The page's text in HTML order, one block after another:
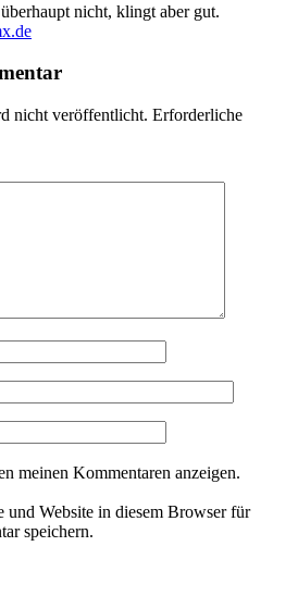
nicht, klingt aber gut.
nicht veröffentlicht. Erforderliche
meinen Kommentaren anzeigen.
und Website in diesem Browser für
speichern.